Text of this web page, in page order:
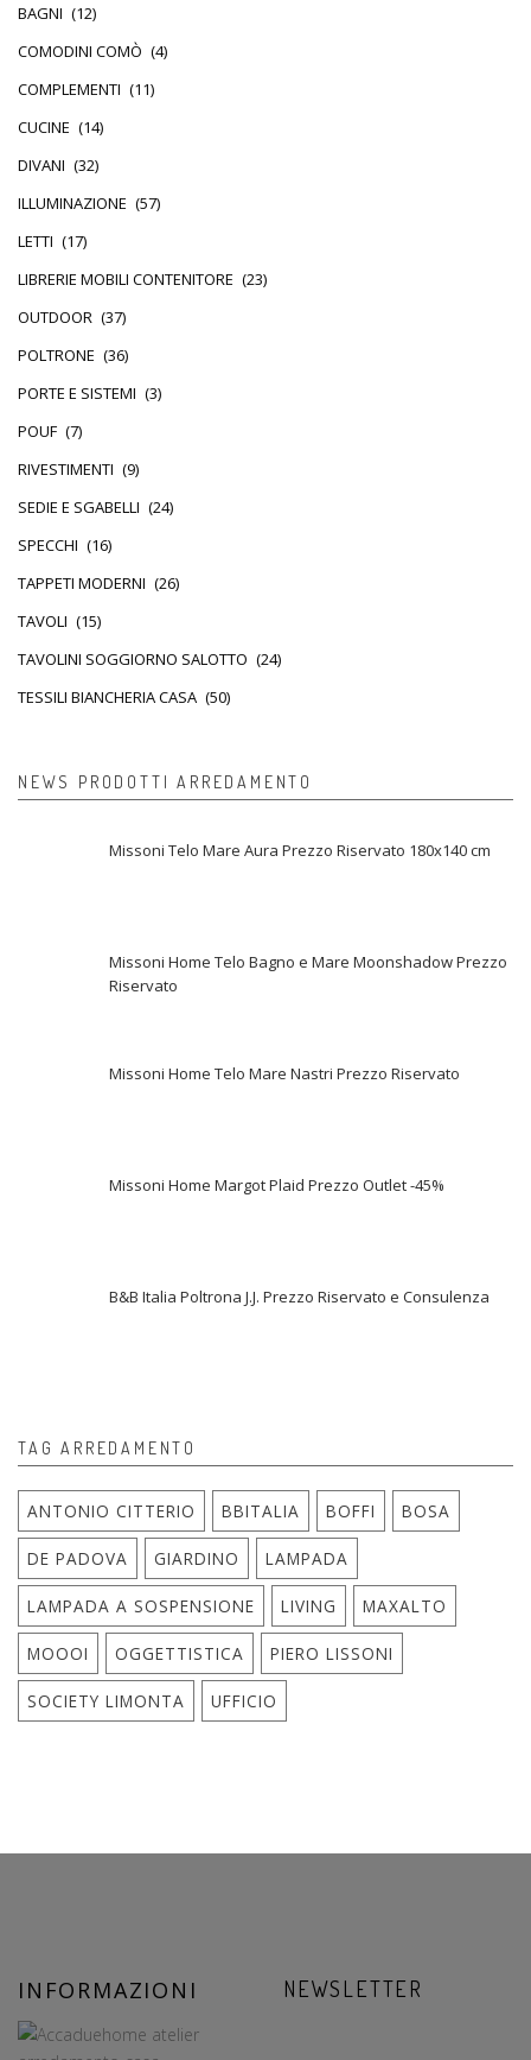
BAGNI (12)
COMODINI COMÒ (4)
COMPLEMENTI (11)
CUCINE (14)
DIVANI (32)
ILLUMINAZIONE (57)
LETTI (17)
LIBRERIE MOBILI CONTENITORE (23)
OUTDOOR (37)
POLTRONE (36)
PORTE E SISTEMI (3)
POUF (7)
RIVESTIMENTI (9)
SEDIE E SGABELLI (24)
SPECCHI (16)
TAPPETI MODERNI (26)
TAVOLI (15)
TAVOLINI SOGGIORNO SALOTTO (24)
TESSILI BIANCHERIA CASA (50)
NEWS PRODOTTI ARREDAMENTO
Missoni Telo Mare Aura Prezzo Riservato 180x140 cm
Missoni Home Telo Bagno e Mare Moonshadow Prezzo
Riservato
Missoni Home Telo Mare Nastri Prezzo Riservato
Missoni Home Margot Plaid Prezzo Outlet -45%
B&B Italia Poltrona J.J. Prezzo Riservato e Consulenza
TAG ARREDAMENTO
ANTONIO CITTERIO BBITALIA BOFFI BOSA
DE PADOVA GIARDINO LAMPADA
LAMPADA A SOSPENSIONE LIVING MAXALTO
MOOOI OGGETTISTICA PIERO LISSONI
SOCIETY LIMONTA UFFICIO
INFORMAZIONI NEWSLETTER